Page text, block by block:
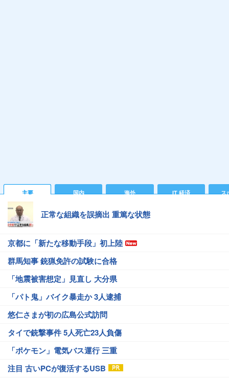
主要 国内 海外 IT 経済 ス
正常な組織を誤摘出 重篤な状態
京都に「新たな移動手段」初上陸
群馬知事 銃猟免許の試験に合格
「地震被害想定」見直し 大分県
「パト鬼」バイク暴走か 3人逮捕
悠仁さまが初の広島公式訪問
タイで銃撃事件 5人死亡23人負傷
「ポケモン」電気バス運行 三重
注目 古いPCが復活するUSB